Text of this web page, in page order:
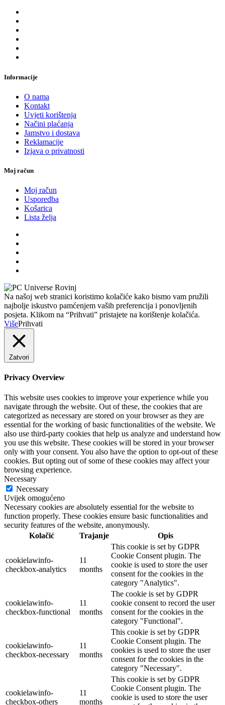
Informacije
O nama
Kontakt
Uvjeti korištenja
Načini plaćanja
Jamstvo i dostava
Reklamacije
Izjava o privatnosti
Moj račun
Moj račun
Usporedba
Košarica
Lista želja
Na našoj web stranici koristimo kolačiće kako bismo vam pružili
najbolje iskustvo pamćenjem vaših preferencija i ponovljenih
posjeta. Klikom na “Prihvati” pristajete na korištenje kolačića.
VišePrihvati
Zatvori
Privacy Overview
This website uses cookies to improve your experience while you
navigate through the website. Out of these, the cookies that are
categorized as necessary are stored on your browser as they are
essential for the working of basic functionalities of the website. We
also use third-party cookies that help us analyze and understand how
you use this website. These cookies will be stored in your browser
only with your consent. You also have the option to opt-out of these
cookies. But opting out of some of these cookies may affect your
browsing experience.
Necessary
Necessary
Uvijek omogućeno
Necessary cookies are absolutely essential for the website to
function properly. These cookies ensure basic functionalities and
security features of the website, anonymously.
Kolačić
Trajanje Opis
cookielawinfo-
checkbox-analytics
11
months
This cookie is set by GDPR
Cookie Consent plugin. The
cookie is used to store the user
consent for the cookies in the
category "Analytics".
cookielawinfo-
checkbox-functional
11
months
The cookie is set by GDPR
cookie consent to record the user
consent for the cookies in the
category "Functional".
cookielawinfo-
checkbox-necessary
11
months
This cookie is set by GDPR
Cookie Consent plugin. The
cookies is used to store the user
consent for the cookies in the
category "Necessary".
cookielawinfo-
checkbox-others
11
months
This cookie is set by GDPR
Cookie Consent plugin. The
cookie is used to store the user